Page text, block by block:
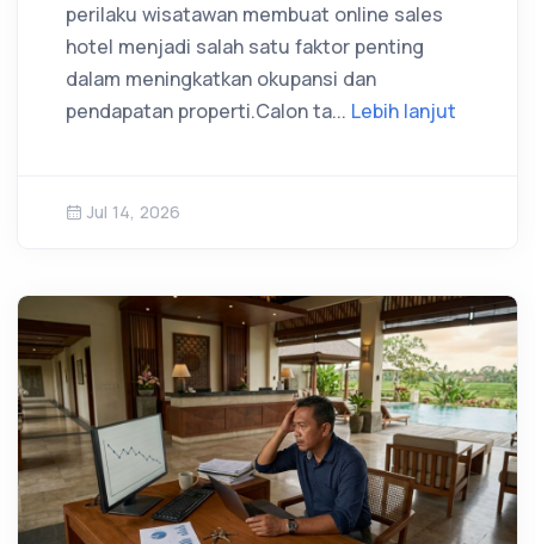
perilaku wisatawan membuat online sales
hotel menjadi salah satu faktor penting
dalam meningkatkan okupansi dan
pendapatan properti.Calon ta... Lebih lanjut
Jul 14, 2026